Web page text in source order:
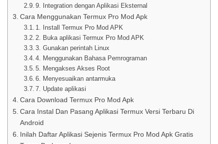
9. Integration dengan Aplikasi Eksternal
Cara Menggunakan Termux Pro Mod Apk
1. Install Termux Pro Mod APK
2. Buka aplikasi Termux Pro Mod APK
3. Gunakan perintah Linux
4. Menggunakan Bahasa Pemrograman
5. Mengakses Akses Root
6. Menyesuaikan antarmuka
7. Update aplikasi
Cara Download Termux Pro Mod Apk
Cara Instal Dan Pasang Aplikasi Termux Versi Terbaru Di
Android
Inilah Daftar Aplikasi Sejenis Termux Pro Mod Apk Gratis